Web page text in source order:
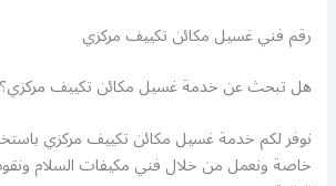
رقم فني غسيل مكائن تكييف مركزي
هل تبحث عن خدمة غسيل مكائن تكييف مركزي؟
نوفر لكم خدمة غسيل مكائن تكييف مركزي
خاصة ونعمل من خلال فني مكيفات السلام ونقوم